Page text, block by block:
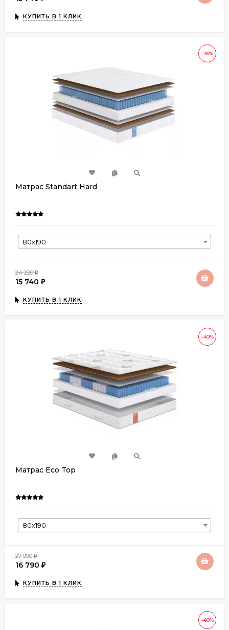
КУПИТЬ В 1 КЛИК
-35%
Матрас Standart Hard
80х190
24 220₽
15 740 ₽
КУПИТЬ В 1 КЛИК
-40%
Матрас Eco Top
80х190
27 990₽
16 790 ₽
КУПИТЬ В 1 КЛИК
-40%